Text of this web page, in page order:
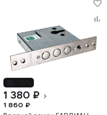
1 380 ₽
1 860 ₽